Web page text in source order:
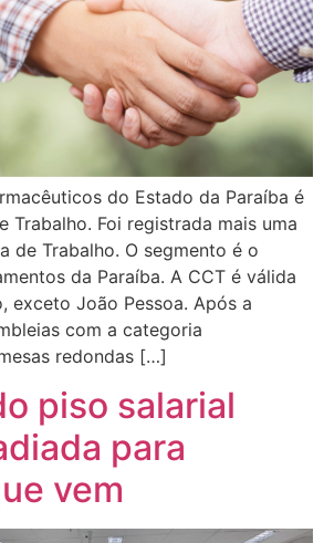
do Estado da Paraíba é
Trabalho. Foi registrada mais uma
de Trabalho. O segmento é o
da Paraíba. A CCT é válida
exceto João Pessoa. Após a
com a categoria
redondas […]
piso salarial
para
vem